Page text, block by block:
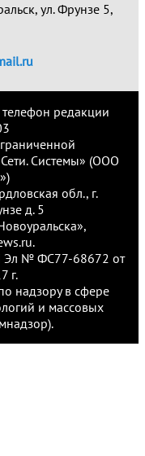
ул. Фрунзе 5,
телефон редакции
Сети. Системы» (ООО
обл., г.
д. 5
Эл № ФС77-68672 от
г.
надзору в сфере
и массовых